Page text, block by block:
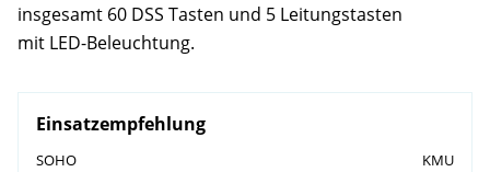
insgesamt 60 DSS Tasten und 5 Leitungstasten
mit LED-Beleuchtung.
Einsatzempfehlung
SOHO KMU